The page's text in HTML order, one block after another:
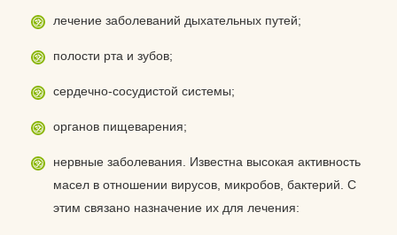
лечение заболеваний дыхательных путей;
полости рта и зубов;
сердечно-сосудистой системы;
органов пищеварения;
нервные заболевания. Известна высокая активность
масел в отношении вирусов, микробов, бактерий. С
этим связано назначение их для лечения: